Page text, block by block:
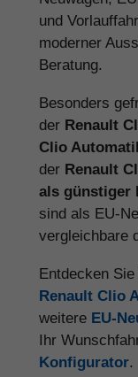
und
moderner
Beratung.
Besonders
der Renault
Clio
der Renault
als günstiger
sind als EU-
vergleichbare
Entdecken
Renault Clio
weitere EU-
Ihr
Konfigurator.